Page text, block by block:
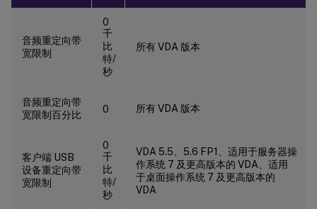
音频重定向带
宽限制
0
千
比
特/
秒
所有 VDA 版本
音频重定向带
宽限制百分比
0 所有 VDA 版本
客户端 USB
设备重定向带
宽限制
0
千
比
特/
秒
VDA 5.5、5.6 FP1、适用于服务器操
作系统 7 及更高版本的 VDA、适用
于桌面操作系统 7 及更高版本的
VDA